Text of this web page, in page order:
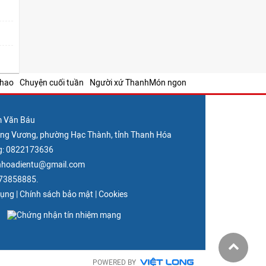
Chuyện cuối tuần Người xứ ThanhMón ngon
Văn Báu
Vương, phường Hạc Thành, tỉnh Thanh Hóa
0822173636
Chính sách bảo mật Cookies
POWERED BY